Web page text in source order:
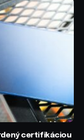
certifikáciou